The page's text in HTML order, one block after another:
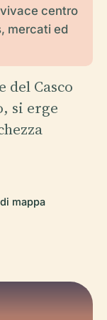
centro
mercati ed
del Casco
si erge
mappa